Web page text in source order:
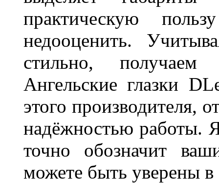
практическую
недооценить.
стильно,
Ангельские глазки
этого производителя,
надёжностью работы.
точно обозначит
можете быть уверены